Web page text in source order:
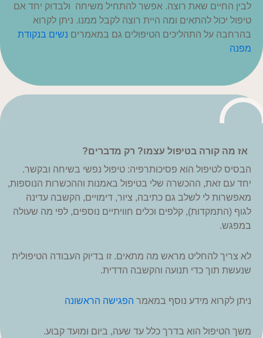
לבין החיים שאת רוצה. אפשר להתחיל משיחה ולבדוק יחד אם
טיפול יכול להתאים ומה היית רוצה לקבל ממנו. ניתן לקרוא
בהרחבה על התהליכים הטיפולים גם במאמרים נשים בנקודת
מפנה
אז מה קורה בטיפול עצמו? רק מדברים?
הבסיס לטיפול הוא פסיכותרפיה: טיפול נפשי בשיחה ובקשר.
יחד עם זאת, ההכשרה שלי בטיפול באמנות וההכשרות הנוספות,
מאפשרות לי לשלב גם כתיבה, ציור, דימויים, הקשבה עדינה
לגוף (התמקדות), קלפים וכלים חוויתיים נוספים, לפי מה שעולה
במפגש.
לא צריך להחליט מראש מה מתאים. זו בדיוק העבודה הטיפולית
שנעשת תוך כדי תנועה והקשבה הדדית.
ניתן לקרוא מידע נוסף במאמר הפגישה הראשונה
משך הטיפול הוא בדרך כלל עד שעה, ביום ומועד קבוע.